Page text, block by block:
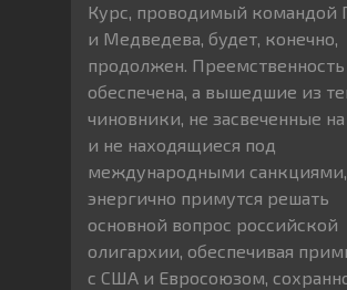
Курс, проводимый командой
и Медведева, будет, конечно,
продолжен. Преемственность
обеспечена, а вышедшие из
чиновники, не засвеченные на
и не находящиеся под
международными санкциями,
энергично примутся решать
основной вопрос российской
олигархии, обеспечивая
с США и Евросоюзом,